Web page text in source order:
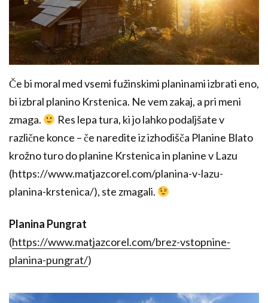
Če bi moral med vsemi fužinskimi planinami izbrati eno,
bi izbral planino Krstenica. Ne vem zakaj, a pri meni
zmaga.
Res lepa tura, ki jo lahko podaljšate v
različne konce – če naredite iz izhodišča Planine Blato
krožno turo do planine Krstenica in planine v Lazu
(https://www.matjazcorel.com/planina-v-lazu-
planina-krstenica/), ste zmagali.
Planina Pungrat
(https://www.matjazcorel.com/brez-vstopnine-
planina-pungrat/)